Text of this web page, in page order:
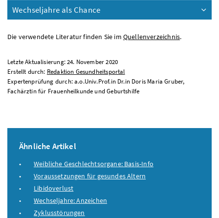
Wechseljahre als Chance
Die verwendete Literatur finden Sie im Quellenverzeichnis.
Letzte Aktualisierung: 24. November 2020
Erstellt durch: Redaktion Gesundheitsportal
Expertenprüfung durch: a.o.Univ.Prof.in Dr.in Doris Maria Gruber,
Fachärztin für Frauenheilkunde und Geburtshilfe
Ähnliche Artikel
Weibliche Geschlechtsorgane: Basis-Info
Voraussetzungen für gesundes Altern
Libidoverlust
Wechseljahre: Anzeichen
Zyklusstörungen